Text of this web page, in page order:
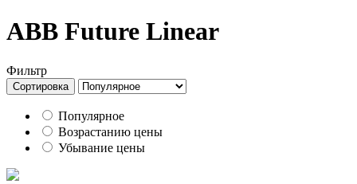
ABB Future Linear
Фильтр
Сортировка
Популярное
Возрастанию цены
Убывание цены